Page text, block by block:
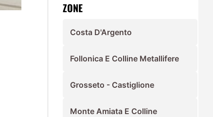
ZONE
Costa D'Argento
Follonica E Colline Metallifere
Grosseto - Castiglione
Monte Amiata E Colline